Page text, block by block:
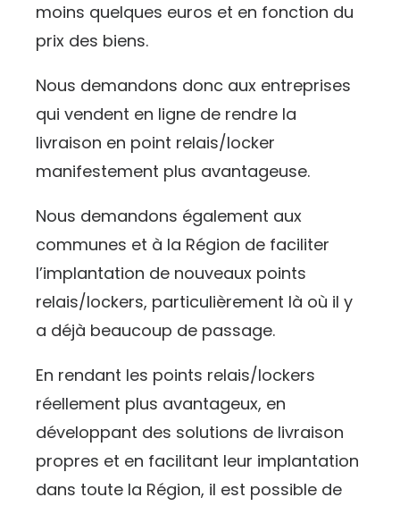
moins quelques euros et en fonction du
prix des biens.
Nous demandons donc aux entreprises
qui vendent en ligne de rendre la
livraison en point relais/locker
manifestement plus avantageuse.
Nous demandons également aux
communes et à la Région de faciliter
l’implantation de nouveaux points
relais/lockers, particulièrement là où il y
a déjà beaucoup de passage.
En rendant les points relais/lockers
réellement plus avantageux, en
développant des solutions de livraison
propres et en facilitant leur implantation
dans toute la Région, il est possible de